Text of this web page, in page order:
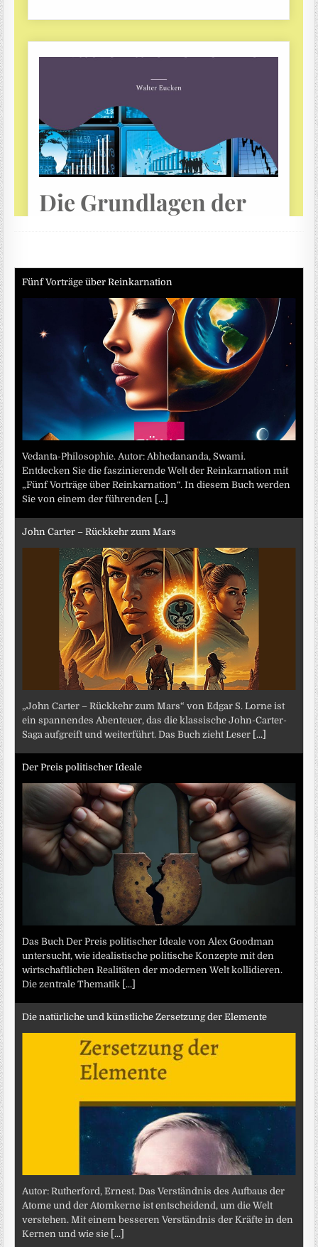
Fünf Vorträge über Reinkarnation
Vedanta-Philosophie. Autor: Abhedananda, Swami.
Entdecken Sie die faszinierende Welt der Reinkarnation mit
„Fünf Vorträge über Reinkarnation“. In diesem Buch werden
Sie von einem der führenden [...]
John Carter – Rückkehr zum Mars
„John Carter – Rückkehr zum Mars“ von Edgar S. Lorne ist
ein spannendes Abenteuer, das die klassische John-Carter-
Saga aufgreift und weiterführt. Das Buch zieht Leser [...]
Der Preis politischer Ideale
Das Buch Der Preis politischer Ideale von Alex Goodman
untersucht, wie idealistische politische Konzepte mit den
wirtschaftlichen Realitäten der modernen Welt kollidieren.
Die zentrale Thematik [...]
Die natürliche und künstliche Zersetzung der Elemente
Autor: Rutherford, Ernest. Das Verständnis des Aufbaus der
Atome und der Atomkerne ist entscheidend, um die Welt
verstehen. Mit einem besseren Verständnis der Kräfte in den
Kernen und wie sie [...]